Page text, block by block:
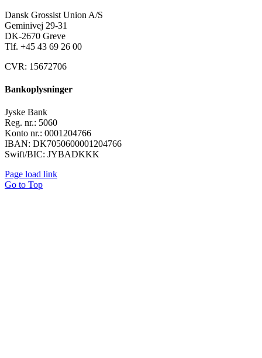
Dansk Grossist Union A/S
Geminivej 29-31
DK-2670 Greve
Tlf. +45 43 69 26 00
CVR: 15672706
Bankoplysninger
Jyske Bank
Reg. nr.: 5060
Konto nr.: 0001204766
IBAN: DK7050600001204766
Swift/BIC: JYBADKKK
Page load link
Go to Top